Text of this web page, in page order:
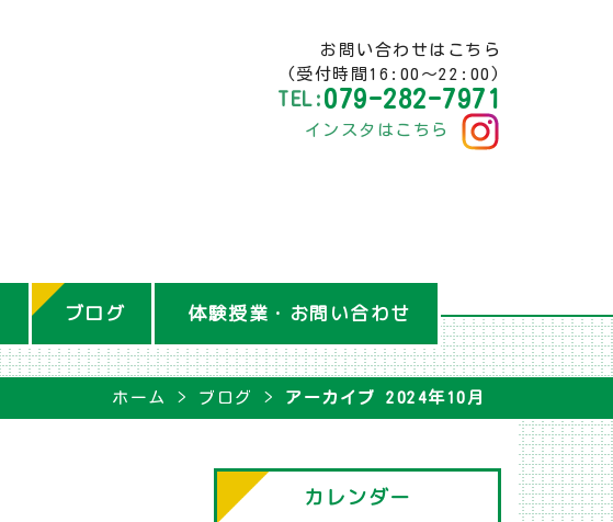
お問い合わせはこちら
(受付時間16:00～22:00)
TEL: 079-282-7971
インスタはこちら
ブログ 体験授業・お問い合わせ
ホーム ブログ アーカイブ 2024年10月
カレンダー